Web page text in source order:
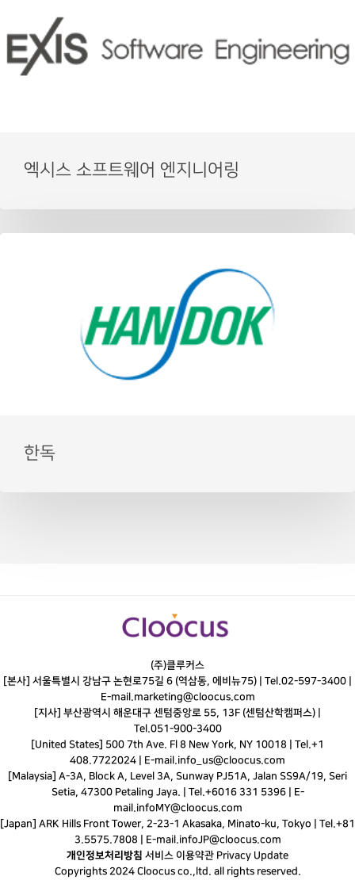
엑시스 소프트웨어 엔지니어링
한독
(주)클루커스
[본사] 서울특별시 강남구 논현로75길 6 (역삼동, 에비뉴75) | Tel.02-597-3400
E-mail. marketing@cloocus.com
[지사] 부산광역시 해운대구 센텀중앙로 55, 13F (센텀산학캠퍼스) |
Tel. 051-900-3400
[United States] 500 7th Ave. Fl 8 New York, NY 10018 | Tel.+1
408.7722024 | E-mail. info_us@cloocus.com
[Malaysia] A-3A, Block A, Level 3A, Sunway PJ51A, Jalan SS9A/19, Seri
Setia, 47300 Petaling Jaya. | Tel.+6016 331 5396 | E-
mail. infoMY@cloocus.com
[Japan] ARK Hills Front Tower, 2-23-1 Akasaka, Minato-ku, Tokyo | Tel.+81
3.5575.7808 | E-mail. infoJP@cloocus.com
개인정보처리방침 서비스 이용약관 Privacy Update
Copyrights 2024 Cloocus co.,ltd. all rights reserved.